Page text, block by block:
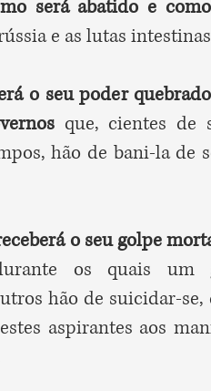
será abatido e
e as lutas
o seu poder
que, cientes de
hão de bani-la de
o seu golpe
os quais um
hão de suicidar-
aspirantes aos